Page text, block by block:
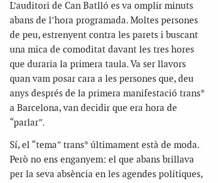
L’auditori de Can Batlló es va omplir minuts
abans de l’hora programada. Moltes persones
de peu, estrenyent contra les parets i buscant
una mica de comoditat davant les tres hores
que duraria la primera taula. Va ser llavors
quan vam posar cara a les persones que, deu
anys després de la primera manifestació trans*
a Barcelona, ​​van decidir que era hora de
“parlar”.
Sí, el “tema” trans* últimament està de moda.
Però no ens enganyem: el que abans brillava
per la seva absència en les agendes polítiques,